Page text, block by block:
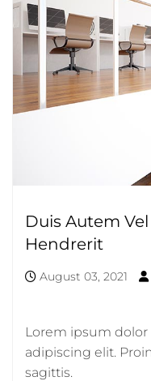
Duis Autem
Hendrerit
August 03, 2021
Lorem ipsum
adipiscing elit.
sagittis.